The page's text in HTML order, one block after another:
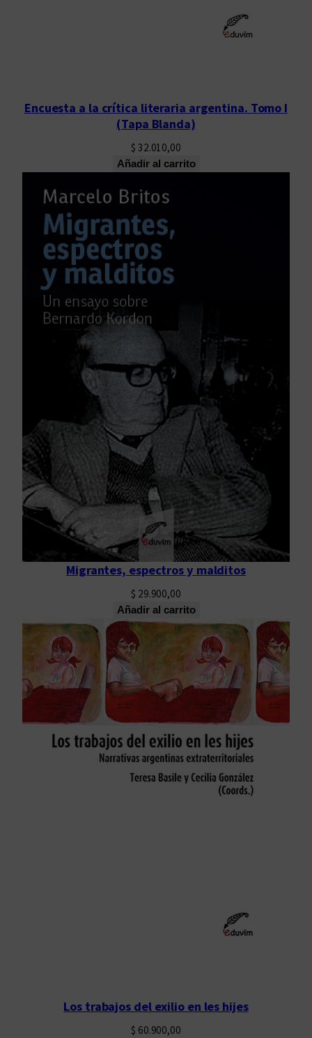
Encuesta a la crítica literaria argentina. Tomo I
(Tapa Blanda)
$ 32.010,00
Añadir al carrito
Migrantes, espectros y malditos
$ 29.900,00
Añadir al carrito
Los trabajos del exilio en les hijes
$ 60.900,00